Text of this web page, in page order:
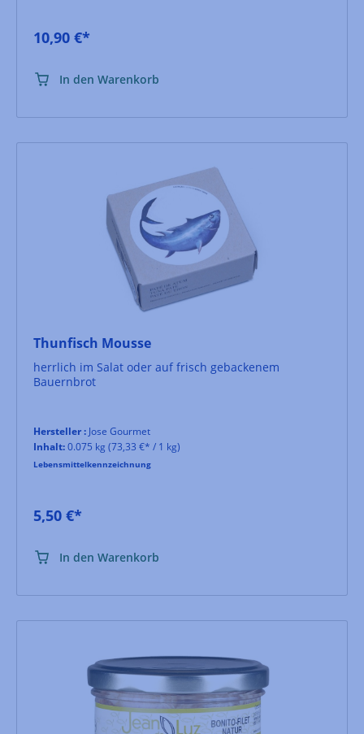
10,90 €*
In den Warenkorb
Thunfisch Mousse
herrlich im Salat oder auf frisch gebackenem
Bauernbrot
Hersteller : Jose Gourmet
Inhalt:0.075 kg (73,33 €* / 1 kg)
Lebensmittelkennzeichnung
5,50 €*
In den Warenkorb